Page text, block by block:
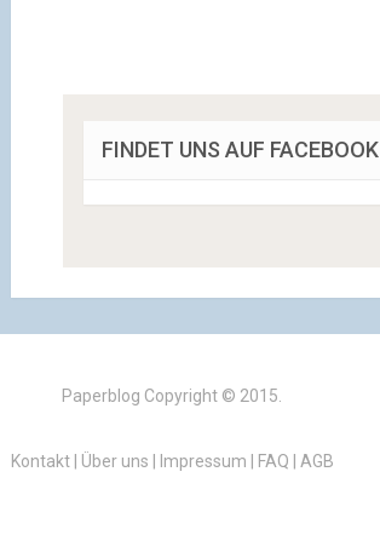
FINDET UNS AUF FACEBOOK
Paperblog Copyright © 2015.
Kontakt| Über uns Impressum FAQ AGB